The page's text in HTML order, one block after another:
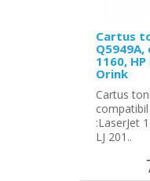
Cartus
Q5949A,
1160, HP
Orink
Cartus
:LaserJet
LJ 201..